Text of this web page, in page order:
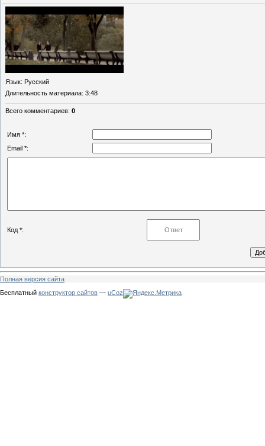
Язык: Русский
Длительность материала: 3:48
Всего комментариев: 0
Имя *:
Email *:
Код *:
Полная версия сайта
Бесплатный конструктор сайтов — uCoz